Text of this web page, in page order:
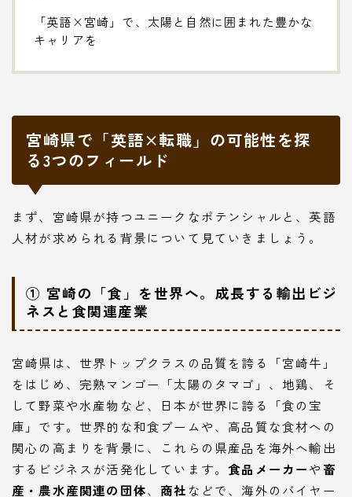
「英語×宮崎」で、太陽と自然に囲まれた豊かな
キャリアを
宮崎県で「英語×転職」の可能性を探
る3つのフィールド
まず、宮崎県が持つユニークなポテンシャルと、英語
人材が求められる背景について見ていきましょう。
① 宮崎の「食」を世界へ。成長する輸出ビジ
ネスと食関連産業
宮崎県は、世界トップクラスの品質を誇る「宮崎牛」
をはじめ、完熟マンゴー「太陽のタマゴ」、地鶏、そ
して野菜や水産物など、日本が世界に誇る「食の宝
庫」です。世界的な和食ブームや、高品質な食材への
関心の高まりを背景に、これらの県産品を海外へ輸出
するビジネスが活発化しています。食品メーカーや 畜
産・農水産関連の団体、 商社 などで、海外のバイヤー